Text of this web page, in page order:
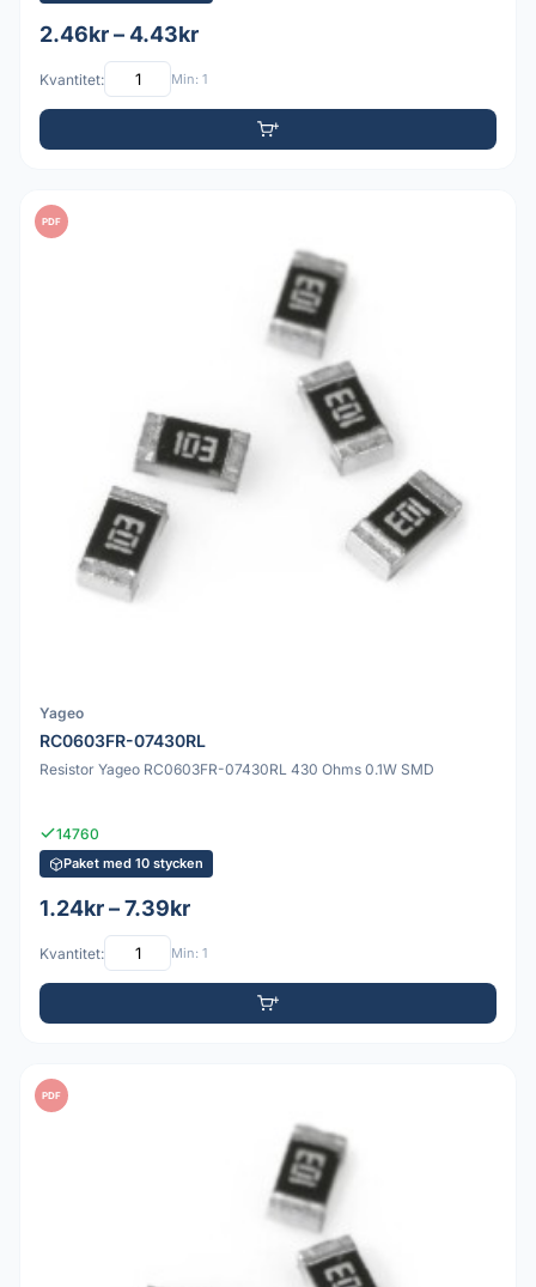
2.46kr – 4.43kr
Kvantitet: Min: 1
PDF
Yageo
RC0603FR-07430RL
Resistor Yageo RC0603FR-07430RL 430 Ohms 0.1W SMD
14760
Paket med 10 stycken
1.24kr – 7.39kr
Kvantitet: Min: 1
PDF